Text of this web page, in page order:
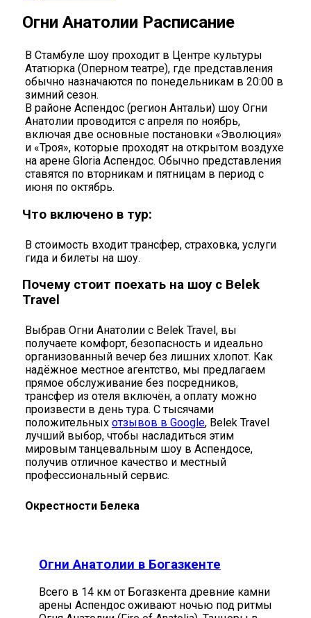
Огни Анатолии Расписание
В Стамбуле шоу проходит в Центре культуры
Ататюрка (Оперном театре), где представления
обычно назначаются по понедельникам в 20:00 в
зимний сезон.
В районе Аспендос (регион Антальи) шоу Огни
Анатолии проводится с апреля по ноябрь,
включая две основные постановки «Эволюция»
и «Троя», которые проходят на открытом воздухе
на арене Gloria Аспендос. Обычно представления
ставятся по вторникам и пятницам в период с
июня по октябрь.
Что включено в тур:
В стоимость входит трансфер, страховка, услуги
гида и билеты на шоу.
Почему стоит поехать на шоу с Belek
Travel
Выбрав Огни Анатолии с Belek Travel, вы
получаете комфорт, безопасность и идеально
организованный вечер без лишних хлопот. Как
надёжное местное агентство, мы предлагаем
прямое обслуживание без посредников,
трансфер из отеля включён, а оплату можно
произвести в день тура. С тысячами
положительных отзывов в Google, Belek Travel
лучший выбор, чтобы насладиться этим
мировым танцевальным шоу в Аспендосе,
получив отличное качество и местный
профессиональный сервис.
Окрестности Белека
Огни Анатолии в Богазкенте
Всего в 14 км от Богазкента древние камни
арены Аспендос оживают ночью под ритмы